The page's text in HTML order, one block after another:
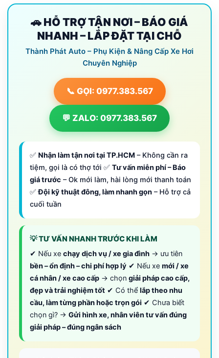
🚗 HỖ TRỢ TẬN NƠI – BÁO GIÁ
NHANH – LẮP ĐẶT TẠI CHỖ
Thành Phát Auto – Phụ Kiện & Nâng Cấp Xe Hơi
Chuyên Nghiệp
📞 GỌI: 0977.383.567
💬 ZALO: 0977.383.567
✅ Nhận làm tận nơi tại TP.HCM – Không cần ra
tiệm, gọi là có thợ tới ✅ Tư vấn miễn phí – Báo
giá trước – Ok mới làm, hài lòng mới thanh toán
✅Đội kỹ thuật đông, làm nhanh gọn – Hỗ trợ cả
cuối tuần
💡 TƯ VẤN NHANH TRƯỚC KHI LÀM
✔ Nếu xe chạy dịch vụ / xe gia đình → ưu tiên
bền – ổn định – chi phí hợp lý ✔ Nếu xe mới / xe
cá nhân / xe cao cấp → chọn giải pháp cao cấp,
đẹp và trải nghiệm tốt ✔ Có thể lắp theo nhu
cầu, làm từng phần hoặc trọn gói ✔ Chưa biết
chọn gì? → Gửi hình xe, nhân viên tư vấn đúng
giải pháp – đúng ngân sách